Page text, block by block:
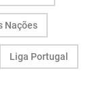
Nações
Liga Portugal